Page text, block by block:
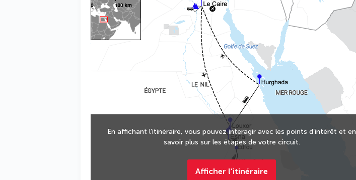
En affichant l’itinéraire, vous pouvez interagir avec les points d’intérêt et en
savoir plus sur les étapes de votre circuit.
Afficher l’itinéraire